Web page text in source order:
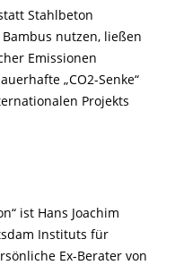
Stahlbeton
nutzen, ließen
Emissionen
„CO2-Senke“
Projekts
ist Hans Joachim
Instituts für
Ex-Berater von